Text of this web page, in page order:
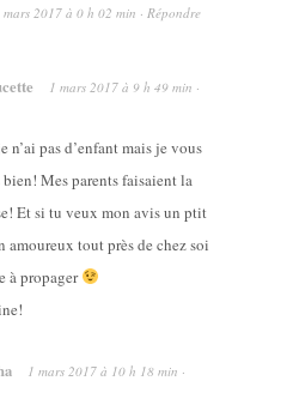
mars 2017 à 0 h 02 min · Répondre
1 mars 2017 à 9 h 49 min ·
n’ai pas d’enfant mais je vous
Mes parents faisaient la
Et si tu veux mon avis un ptit
amoureux tout près de chez soi
à propager
1 mars 2017 à 10 h 18 min ·